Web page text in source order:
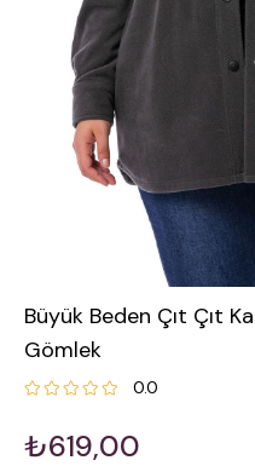
Büyük Beden Çıt Çıt
Gömlek
0.0
₺619,00